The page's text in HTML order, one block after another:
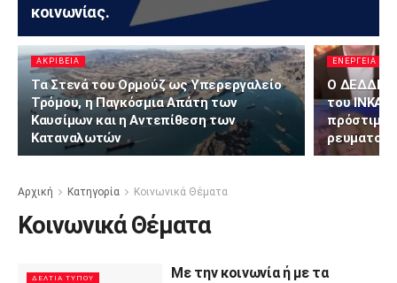
κοινωνίας.
ΑΚΡΊΒΕΙΑ
Τα Στενά του Ορμούζ ως Υπερεργαλείο
Τρόμου, η Παγκόσμια Απάτη των
Καυσίμων και η Αντεπίθεση των
Καταναλωτών
ΕΝΈΡΓΕΙΑ
Ο ΔΕΔΔΗΕ
του ΙΝΚΑ
πρόστιμα-
Αρχική Κατηγορία Κοινωνικά Θέματα
Κοινωνικά Θέματα
ΔΕΛΤΊΑ ΤΎΠΟΥ
Με την κοινωνία ή με τα